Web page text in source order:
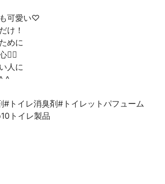
可愛い♡
け！
めに
人に
^
トイレ消臭剤#トイレットパフューム
トイレ製品